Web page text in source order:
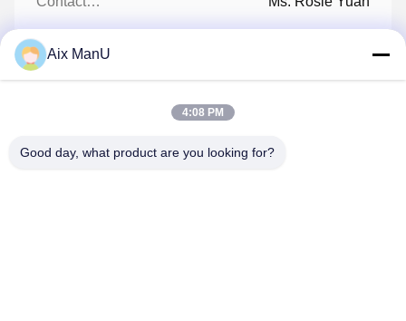
Telefoon:
Fax.:
Aix ManU
4:08 PM
Good day, what product are you looking for?